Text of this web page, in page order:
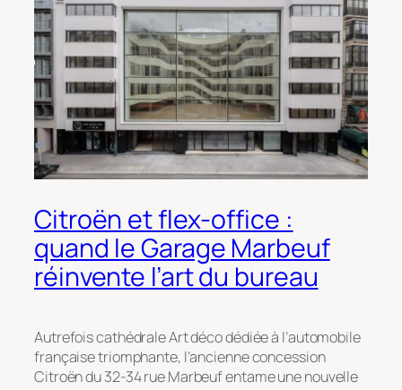
Citroën et flex-office :
quand le Garage Marbeuf
réinvente l’art du bureau
Autrefois cathédrale Art déco dédiée à l’automobile
française triomphante, l’ancienne concession
Citroën du 32-34 rue Marbeuf entame une nouvelle